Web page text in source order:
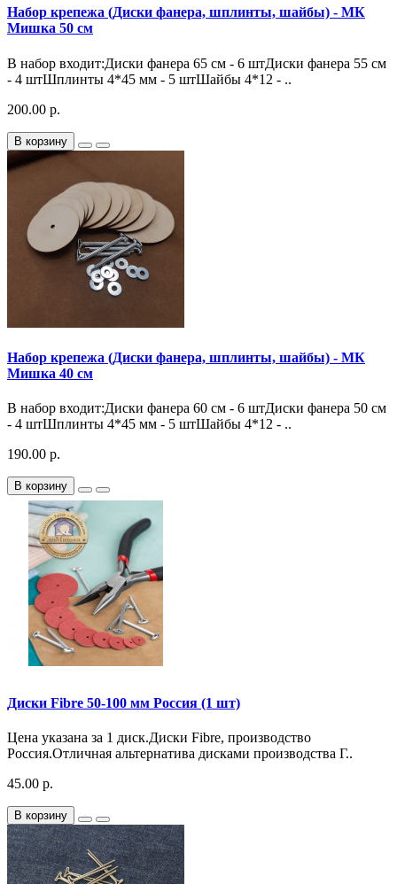
Набор крепежа (Диски фанера, шплинты, шайбы) - МК
Мишка 50 см
В набор входит:Диски фанера 65 см - 6 штДиски фанера 55 см
- 4 штШплинты 4*45 мм - 5 штШайбы 4*12 - ..
200.00 р.
В корзину
Набор крепежа (Диски фанера, шплинты, шайбы) - МК
Мишка 40 см
В набор входит:Диски фанера 60 см - 6 штДиски фанера 50 см
- 4 штШплинты 4*45 мм - 5 штШайбы 4*12 - ..
190.00 р.
В корзину
Диски Fibre 50-100 мм Россия (1 шт)
Цена указана за 1 диск.Диски Fibre, производство
Россия.Отличная альтернатива дисками производства Г..
45.00 р.
В корзину